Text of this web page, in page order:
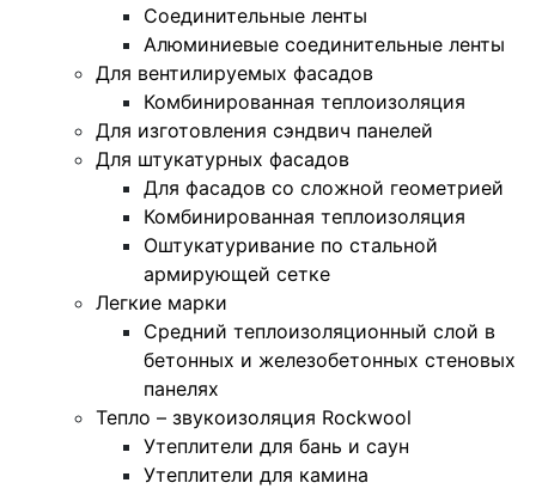
Соединительные ленты
Алюминиевые соединительные ленты
Для вентилируемых фасадов
Комбинированная теплоизоляция
Для изготовления сэндвич панелей
Для штукатурных фасадов
Для фасадов со сложной геометрией
Комбинированная теплоизоляция
Оштукатуривание по стальной
армирующей сетке
Легкие марки
Средний теплоизоляционный слой в
бетонных и железобетонных стеновых
панелях
Тепло – звукоизоляция Rockwool
Утеплители для бань и саун
Утеплители для камина